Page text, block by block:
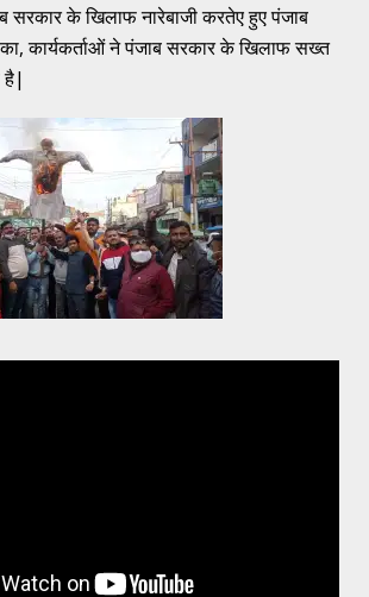
सरकार के खिलाफ नारेबाजी करतेए हुए पंजाब
कार्यकर्ताओं ने पंजाब सरकार के खिलाफ सख्त
है|